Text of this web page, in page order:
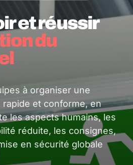
et réussir
du
à organiser une
rapide et conforme, en
les aspects humains, les
réduite, les consignes,
en sécurité globale